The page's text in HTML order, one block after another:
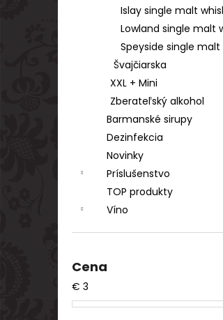
Islay single malt
Lowland single malt
Speyside single malt
Švajčiarska
XXL + Mini
Zberateľský alkohol
Barmanské sirupy
Dezinfekcia
Novinky
Príslušenstvo
TOP produkty
Víno
Cena
€ 3